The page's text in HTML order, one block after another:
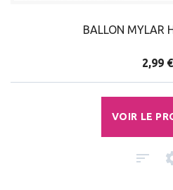
BALLON MYLAR
2,99 €
VOIR LE